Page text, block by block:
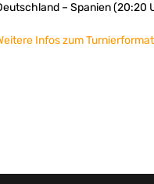
– Spanien (20:20
Infos zum